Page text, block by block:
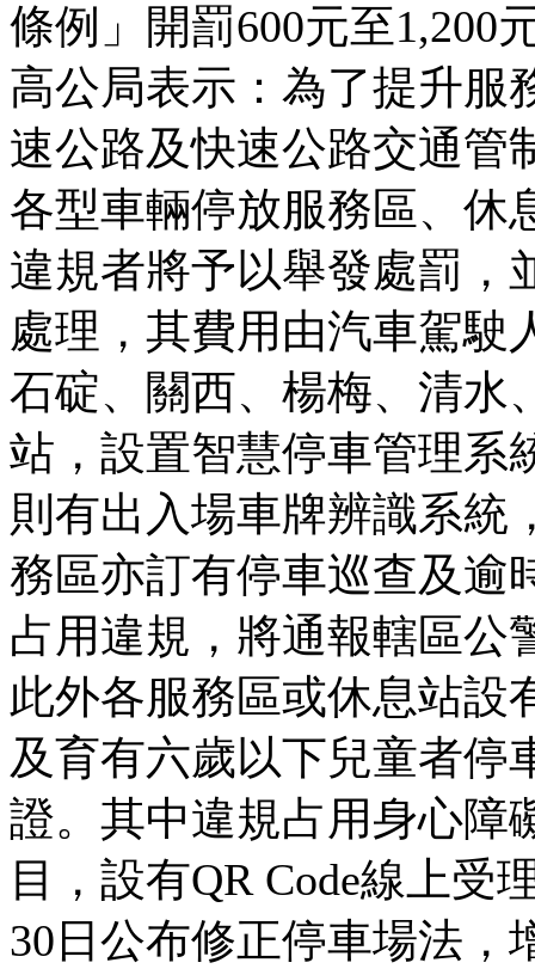
條例」開罰600元至1,200
高公局表示：為了提升服
速公路及快速公路交通管
各型車輛停放服務區、休
違規者將予以舉發處罰，
處理，其費用由汽車駕駛
石碇、關西、楊梅、清水
站，設置智慧停車管理系
則有出入場車牌辨識系統
務區亦訂有停車巡查及逾
占用違規，將通報轄區公
此外各服務區或休息站設
及育有六歲以下兒童者停
證。其中違規占用身心障
目，設有QR Code線上受
30日公布修正停車場法，